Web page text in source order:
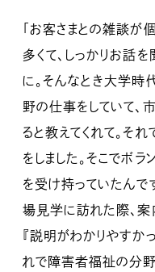
「お客さまとの雑談が
多くて、しっかりお話
に。そんなとき大学
野の仕事をしていて、
ると教えてくれて。そ
をしました。そこでボ
を受け持っていたんで
場見学に訪れた際、案
『説明がわかりやすか
れで障害者福祉の分野